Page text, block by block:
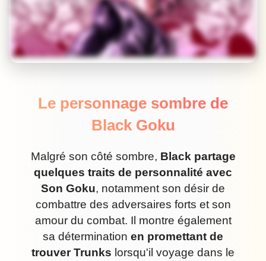
Le personnage sombre de
Black Goku
Malgré son côté sombre, Black partage
quelques traits de personnalité avec
Son Goku, notamment son désir de
combattre des adversaires forts et son
amour du combat. Il montre également
sa détermination en promettant de
trouver Trunks lorsqu'il voyage dans le